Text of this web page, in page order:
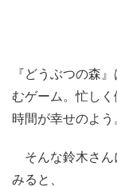
『どうぶつの森
むゲーム。忙し
時間が幸せのよう
そんな鈴木さん
みると、